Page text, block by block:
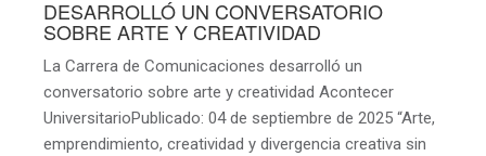
DESARROLLÓ UN CONVERSATORIO
SOBRE ARTE Y CREATIVIDAD
La Carrera de Comunicaciones desarrolló un
conversatorio sobre arte y creatividad Acontecer
UniversitarioPublicado: 04 de septiembre de 2025 “Arte,
emprendimiento, creatividad y divergencia creativa sin